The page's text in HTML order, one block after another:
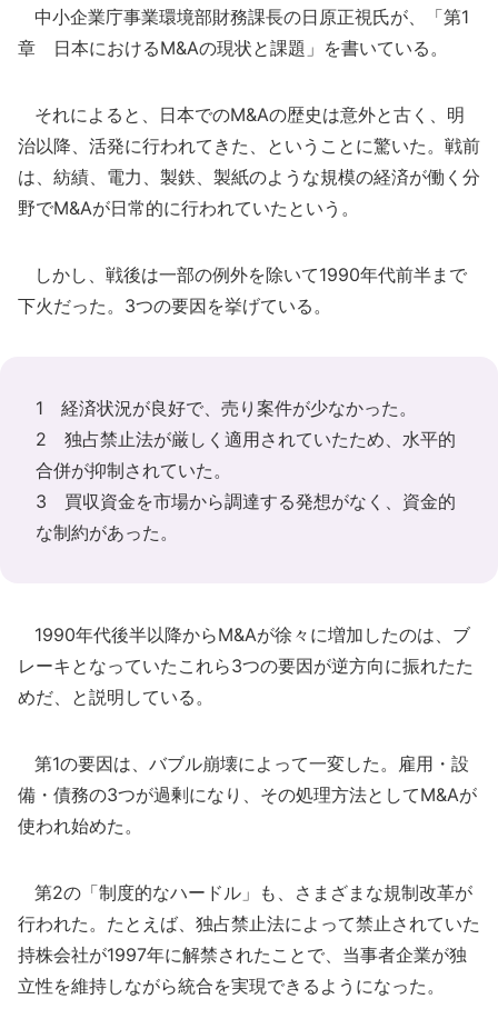
中小企業庁事業環境部財務課長の日原正視氏が、「第1
章 日本におけるM&Aの現状と課題」を書いている。
それによると、日本でのM&Aの歴史は意外と古く、明
治以降、活発に行われてきた、ということに驚いた。戦前
は、紡績、電力、製鉄、製紙のような規模の経済が働く分
野でM&Aが日常的に行われていたという。
しかし、戦後は一部の例外を除いて1990年代前半まで
下火だった。3つの要因を挙げている。
1 経済状況が良好で、売り案件が少なかった。
2 独占禁止法が厳しく適用されていたため、水平的
合併が抑制されていた。
3 買収資金を市場から調達する発想がなく、資金的
な制約があった。
1990年代後半以降からM&Aが徐々に増加したのは、ブ
レーキとなっていたこれら3つの要因が逆方向に振れたた
めだ、と説明している。
第1の要因は、バブル崩壊によって一変した。雇用・設
備・債務の3つが過剰になり、その処理方法としてM&Aが
使われ始めた。
第2の「制度的なハードル」も、さまざまな規制改革が
行われた。たとえば、独占禁止法によって禁止されていた
持株会社が1997年に解禁されたことで、当事者企業が独
立性を維持しながら統合を実現できるようになった。